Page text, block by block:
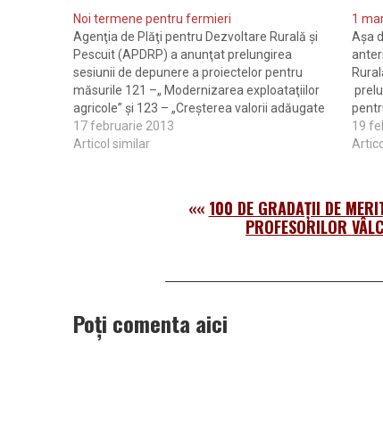
Noi termene pentru fermieri
Agenţia de Plăţi pentru Dezvoltare Rurală şi
Pescuit (APDRP) a anunţat prelungirea
sesiunii de depunere a proiectelor pentru
măsurile 121 –„ Modernizarea exploataţiilor
agricole” şi 123 – „Creşterea valorii adăugate
a produselor agricole şi forestiere”. „Vă
informăm că, în conformitate cu decizia
17 februarie 2013
Articol similar
1
Aşa
19
«« 100 DE GRADAŢII DE
PROFESORILOR
Poți comenta aici